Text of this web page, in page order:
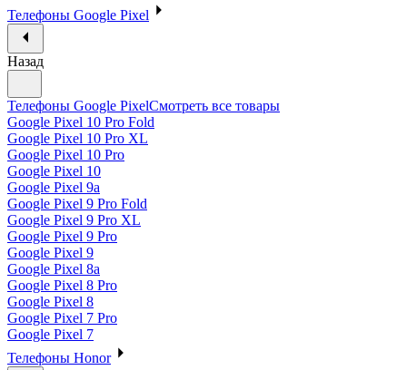
Телефоны Google Pixel
Назад
Телефоны Google PixelСмотреть все товары
Google Pixel 10 Pro Fold
Google Pixel 10 Pro XL
Google Pixel 10 Pro
Google Pixel 10
Google Pixel 9a
Google Pixel 9 Pro Fold
Google Pixel 9 Pro XL
Google Pixel 9 Pro
Google Pixel 9
Google Pixel 8a
Google Pixel 8 Pro
Google Pixel 8
Google Pixel 7 Pro
Google Pixel 7
Телефоны Honor